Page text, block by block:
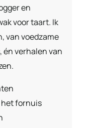
en
voor taart. Ik
van voedzame
verhalen van
het fornuis